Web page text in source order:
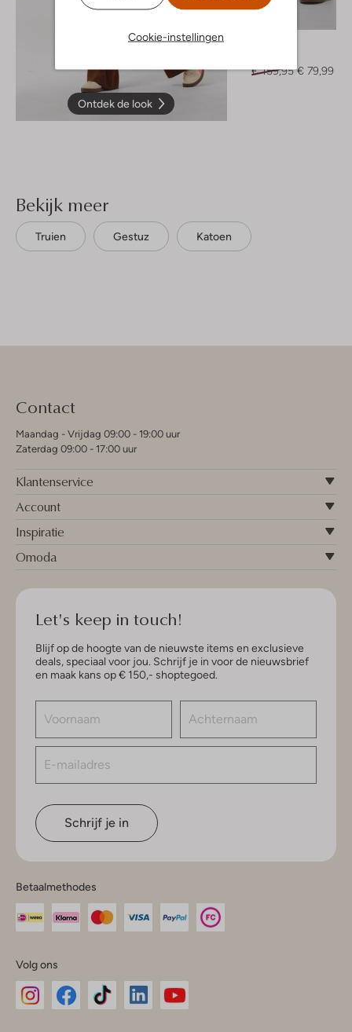
Cookie-instellingen
Ontdek de look
€ 159,95 € 79,99
Bekijk meer
Truien Gestuz Katoen
Contact
Maandag - Vrijdag 09:00 - 19:00 uur
Zaterdag 09:00 - 17:00 uur
Klantenservice
Account
Inspiratie
Omoda
Let's keep in touch!
Blijf op de hoogte van de nieuwste items en exclusieve
deals, speciaal voor jou. Schrijf je in voor de nieuwsbrief
en maak kans op € 150,- shoptegoed.
Schrijf je in
Betaalmethodes
Volg ons